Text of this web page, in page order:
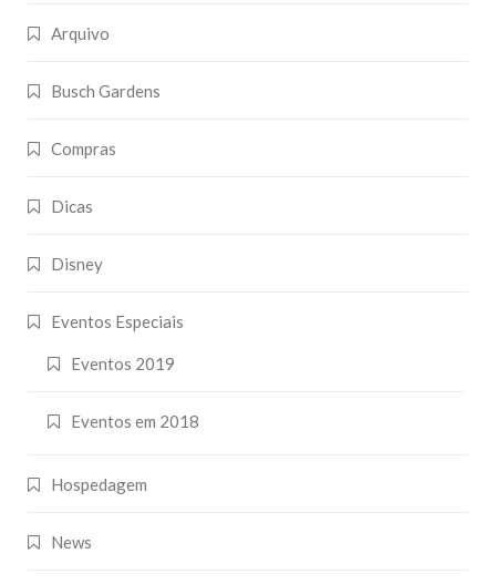
Arquivo
Busch Gardens
Compras
Dicas
Disney
Eventos Especiais
Eventos 2019
Eventos em 2018
Hospedagem
News